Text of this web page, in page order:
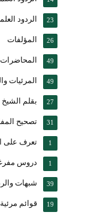
الردود 23
المؤلفات 26
المحاضرات 49
المرئيات 49
بقلم الشيخ 27
تصحيح 31
تعرف على 1
دروس 1
شبهات 39
قوائم مرئية 19